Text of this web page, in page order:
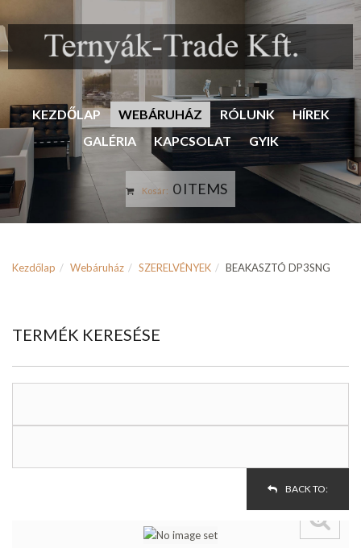
KEZDŐLAP WEBÁRUHÁZ RÓLUNK
HÍREK
GALÉRIA
KAPCSOLAT GYIK
Kosár: 0 ITEMS
Kezdőlap Webáruház SZERELVÉNYEK BEAKASZTÓ DP3SNG
TERMÉK KERESÉSE
BACK TO: